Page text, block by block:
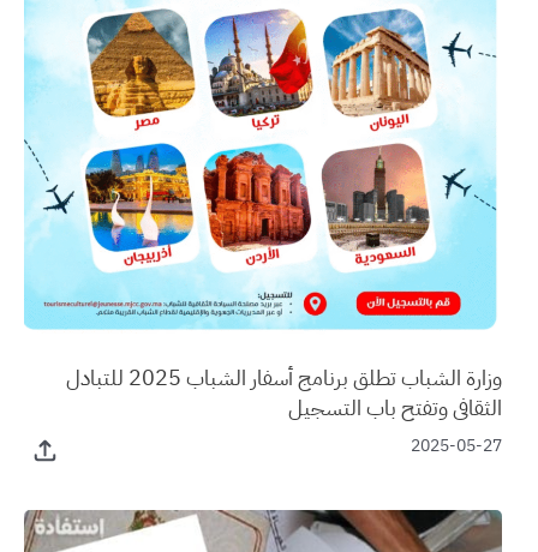
وزارة الشباب تطلق برنامج أسفار الشباب 2025 للتبادل
الثقافي وتفتح باب التسجيل
2025-05-27